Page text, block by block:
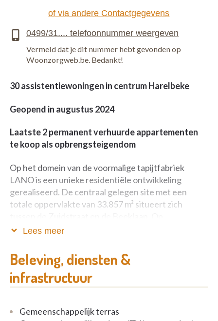
30 assistentiewoningen in centrum Harelbeke
Geopend in augustus 2024
Laatste 2 permanent verhuurde appartementen
te koop als opbrengsteigendom
Op het domein van de voormalige tapijtfabriek
LANO is een unieke residentiële ontwikkeling
gerealiseerd. De centraal gelegen site met een
totale oppervlakte van 33.857 m² situeert zich
wandelafstand van lokale winkels, het station en het
planningscontext heeft men deze site
herontwikkeld naar een mix van
assistentiewoningen,
Lees meer
Beleving, diensten &
infrastructuur
Gemeenschappelijk terras
of via andere Contactgegevens
Vermeld dat je dit nummer hebt gevonden op
Woonzorgweb.be. Bedankt!